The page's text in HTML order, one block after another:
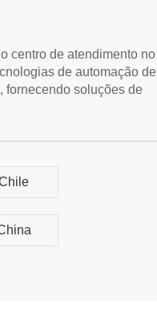
centro de atendimento no
de automação de
fornecendo soluções de